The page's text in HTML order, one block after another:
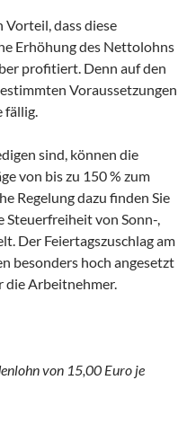
dass diese
Erhöhung des Nettolohns
profitiert. Denn auf den
Voraussetzungen
fällig.
sind, können die
von bis zu 150 % zum
Regelung dazu finden Sie
Steuerfreiheit von Sonn-,
Der Feiertagszuschlag am
besonders hoch angesetzt
die Arbeitnehmer.
von 15,00 Euro je